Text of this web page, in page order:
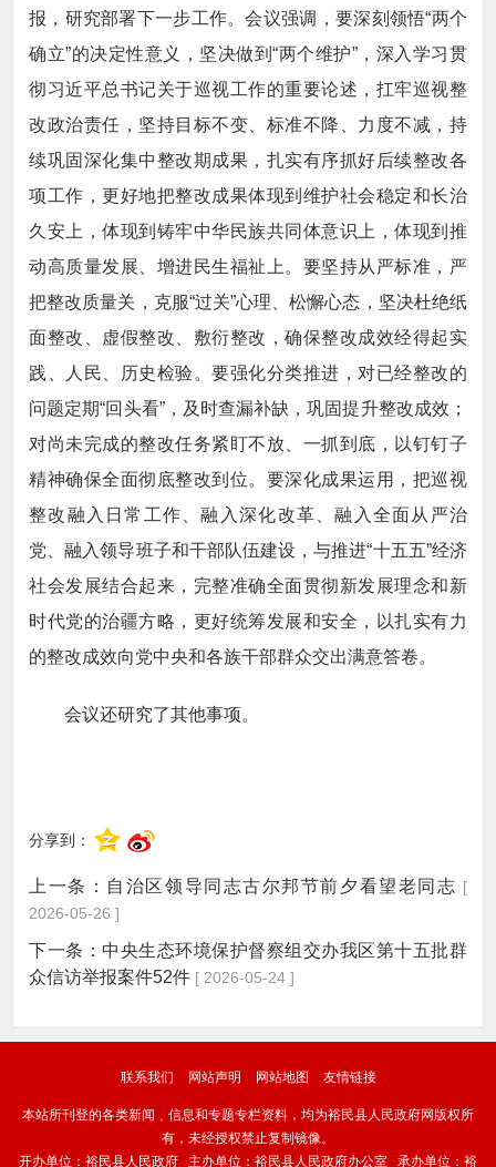
报，研究部署下一步工作。会议强调，要深刻领悟“两个
确立”的决定性意义，坚决做到“两个维护”，深入学习贯
彻习近平总书记关于巡视工作的重要论述，扛牢巡视整
改政治责任，坚持目标不变、标准不降、力度不减，持
续巩固深化集中整改期成果，扎实有序抓好后续整改各
项工作，更好地把整改成果体现到维护社会稳定和长治
久安上，体现到铸牢中华民族共同体意识上，体现到推
动高质量发展、增进民生福祉上。要坚持从严标准，严
把整改质量关，克服“过关”心理、松懈心态，坚决杜绝纸
面整改、虚假整改、敷衍整改，确保整改成效经得起实
践、人民、历史检验。要强化分类推进，对已经整改的
问题定期“回头看”，及时查漏补缺，巩固提升整改成效；
对尚未完成的整改任务紧盯不放、一抓到底，以钉钉子
精神确保全面彻底整改到位。要深化成果运用，把巡视
整改融入日常工作、融入深化改革、融入全面从严治
党、融入领导班子和干部队伍建设，与推进“十五五”经济
社会发展结合起来，完整准确全面贯彻新发展理念和新
时代党的治疆方略，更好统筹发展和安全，以扎实有力
的整改成效向党中央和各族干部群众交出满意答卷。
会议还研究了其他事项。
分享到：
上一条： 自治区领导同志古尔邦节前夕看望老同志 [
2026-05-26 ]
下一条： 中央生态环境保护督察组交办我区第十五批群
众信访举报案件52件 [ 2026-05-24 ]
联系我们 网站声明 网站地图 友情链接
本站所刊登的各类新闻﹑信息和专题专栏资料，均为裕民县人民政府网版权所
有，未经授权禁止复制镜像。
开办单位：裕民县人民政府 主办单位：裕民县人民政府办公室 承办单位：裕